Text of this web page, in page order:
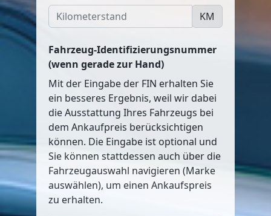
KM
Fahrzeug-Identifizierungsnummer
(wenn gerade zur Hand)
Mit der Eingabe der FIN erhalten Sie
ein besseres Ergebnis, weil wir dabei
die Ausstattung Ihres Fahrzeugs bei
dem Ankaufpreis berücksichtigen
können. Die Eingabe ist optional und
Sie können stattdessen auch über die
Fahrzeugauswahl navigieren (Marke
auswählen), um einen Ankaufspreis
zu erhalten.